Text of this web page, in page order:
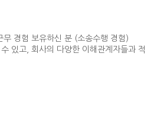
경험 보유하신 분 (소송수행 경험)
있고, 회사의 다양한 이해관계자들과 적